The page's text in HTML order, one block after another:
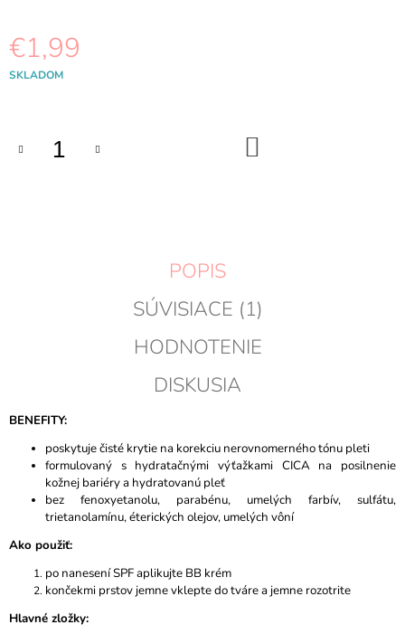
€1,99
Jednotková
SKLADOM
POPIS
SÚVISIACE (1)
HODNOTENIE
DISKUSIA
BENEFITY:
poskytuje čisté krytie na korekciu nerovnomerného tónu pleti
formulovaný s hydratačnými výťažkami CICA na posilnenie
kožnej bariéry a hydratovanú pleť
bez fenoxyetanolu, parabénu, umelých farbív, sulfátu,
trietanolamínu, éterických olejov, umelých vôní
Ako použiť:
po nanesení SPF aplikujte BB krém
končekmi prstov jemne vklepte do tváre a jemne rozotrite
Hlavné zložky:
CLEANSING
GEL
100ML